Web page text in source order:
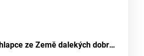
Loterie karet pro chlapce ze Země dalekých dobrodružství